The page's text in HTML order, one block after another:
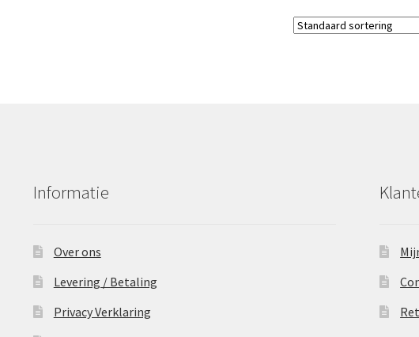
Informatie
Over ons
Levering / Betaling
Privacy Verklaring